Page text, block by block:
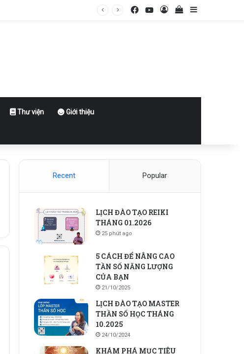
FacebookYouTube
Log InView your
Sidebar
Thư viện Giới thiệu
Recent Popular
LỊCH ĐÀO TẠO REIKI
THÁNG 01.2026
25 phút ago
5 CÁCH ĐỂ NÂNG CAO
TẦN SỐ NĂNG LƯỢNG
CỦA BẠN
21/10/2025
LỊCH ĐÀO TẠO MASTER
THẦN SỐ HỌC THÁNG
10.2025
24/10/2024
KHÁM PHÁ MỤC TIÊU